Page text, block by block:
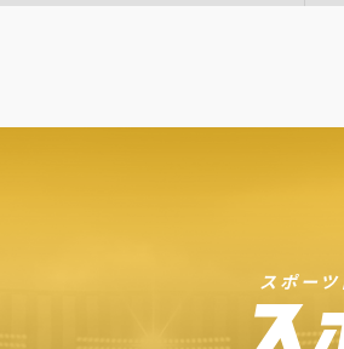
スポー